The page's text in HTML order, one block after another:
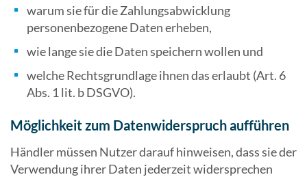
warum sie für die Zahlungsabwicklung
personenbezogene Daten erheben,
wie lange sie die Daten speichern wollen und
welche Rechtsgrundlage ihnen das erlaubt (Art. 6
Abs. 1 lit. b DSGVO).
Möglichkeit zum Datenwiderspruch aufführen
Händler müssen Nutzer darauf hinweisen, dass sie der
Verwendung ihrer Daten jederzeit widersprechen